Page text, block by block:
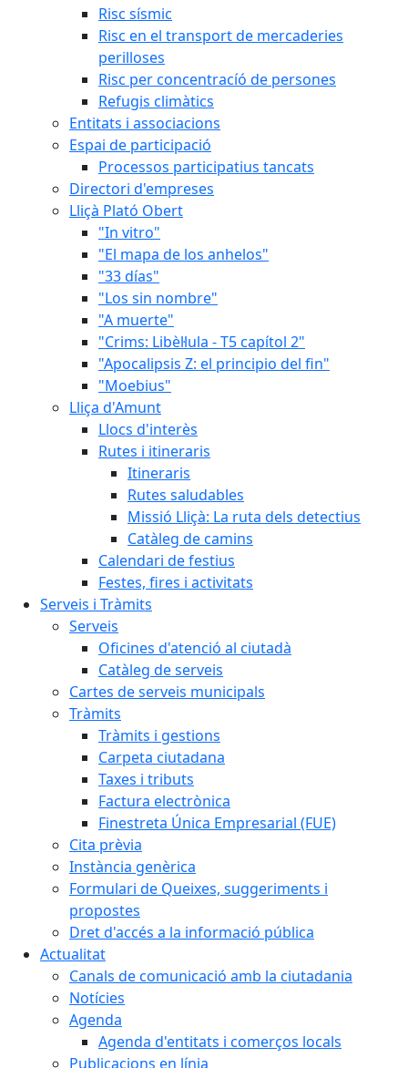
Risc sísmic
Risc en el transport de mercaderies
perilloses
Risc per concentracíó de persones
Refugis climàtics
Entitats i associacions
Espai de participació
Processos participatius tancats
Directori d'empreses
Lliçà Plató Obert
"In vitro"
"El mapa de los anhelos"
"33 días"
"Los sin nombre"
"A muerte"
"Crims: Libèl·lula - T5 capítol 2"
"Apocalipsis Z: el principio del fin"
"Moebius"
Lliça d'Amunt
Llocs d'interès
Rutes i itineraris
Itineraris
Rutes saludables
Missió Lliçà: La ruta dels detectius
Catàleg de camins
Calendari de festius
Festes, fires i activitats
Serveis i Tràmits
Serveis
Oficines d'atenció al ciutadà
Catàleg de serveis
Cartes de serveis municipals
Tràmits
Tràmits i gestions
Carpeta ciutadana
Taxes i tributs
Factura electrònica
Finestreta Única Empresarial (FUE)
Cita prèvia
Instància genèrica
Formulari de Queixes, suggeriments i
propostes
Dret d'accés a la informació pública
Actualitat
Canals de comunicació amb la ciutadania
Notícies
Agenda
Agenda d'entitats i comerços locals
Publicacions en línia